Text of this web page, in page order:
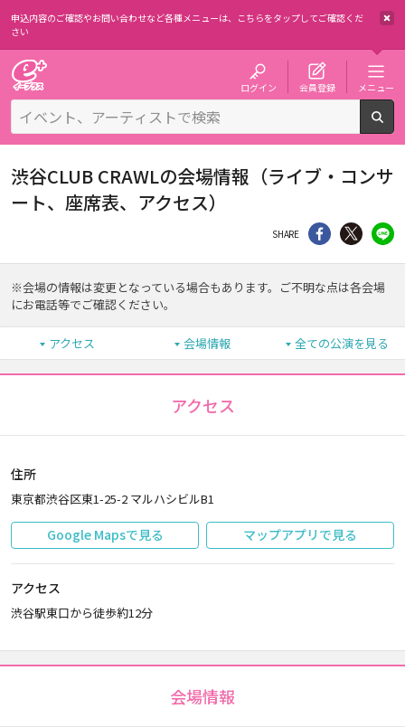
申込内容のご確認やお問い合わせなど各種メニューは、 こちらをタップしてご確認くだ
さい
ログイン 会員登録 メニュー
渋谷CLUB CRAWLの会場情報（ライブ・コンサ
ート、座席表、アクセス）
SHARE シェア Twitter
※会場の情報は変更となっている場合もあります。ご不明な点は各会場
にお電話等でご確認ください。
アクセス 会場情報 全ての公演を見る
アクセス
住所
東京都渋谷区東1-25-2 マルハシビルB1
Google Mapsで見る マップアプリで見る
アクセス
渋谷駅東口から徒歩約12分
会場情報